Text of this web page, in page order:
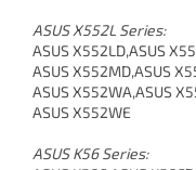
ASUS X552L Series:
ASUS X552LD,ASUS
ASUS X552MD,ASUS
ASUS X552WA,ASUS
ASUS X552WE
ASUS K56 Series: